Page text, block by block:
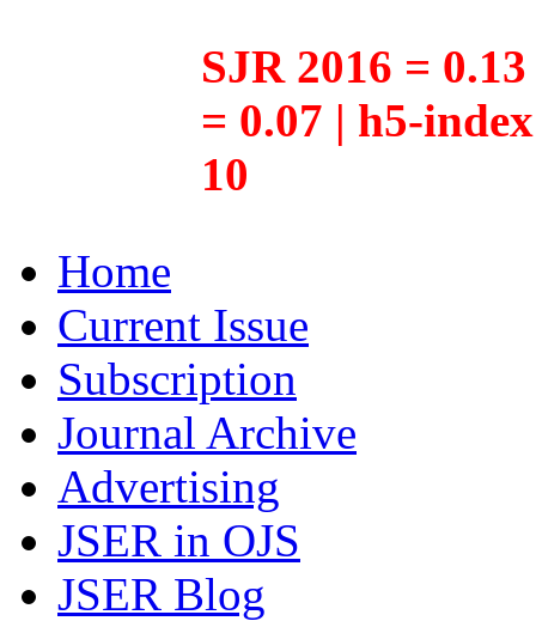
SJR 2016 =
= 0.07 | h5-
10
Home
Current Issue
Subscription
Journal Archive
Advertising
JSER in OJS
JSER Blog